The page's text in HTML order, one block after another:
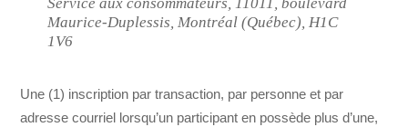
Service aux consommateurs, 11011, boulevard
Maurice-Duplessis, Montréal (Québec), H1C
1V6
Une (1) inscription par transaction, par personne et par
adresse courriel lorsqu’un participant en possède plus d’une,